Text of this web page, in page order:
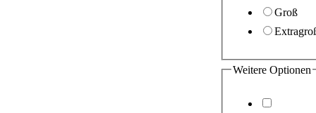
Groß
Weitere Optionen